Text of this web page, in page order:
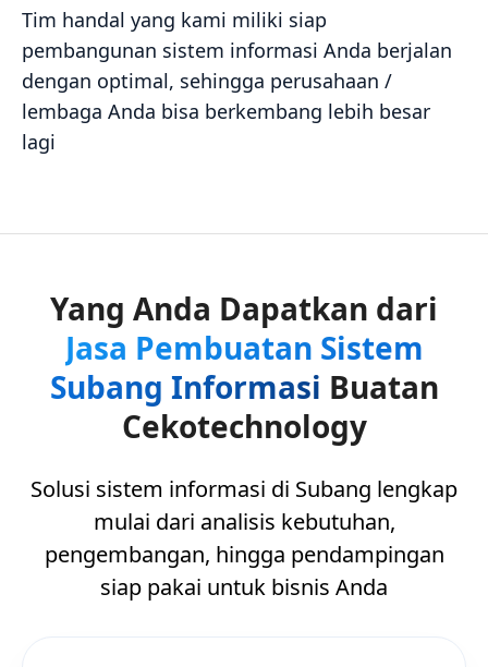
Tim handal yang kami miliki siap
pembangunan sistem informasi Anda berjalan
dengan optimal, sehingga perusahaan /
lembaga Anda bisa berkembang lebih besar
lagi
Yang Anda Dapatkan dari
Jasa Pembuatan Sistem
Subang Informasi Buatan
Cekotechnology
Solusi sistem informasi di Subang lengkap
mulai dari analisis kebutuhan,
pengembangan, hingga pendampingan
siap pakai untuk bisnis Anda